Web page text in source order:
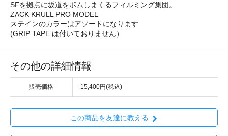
SFを拠点に坂道をボムしまくるフィルミング集団。
ZACK KRULL PRO MODEL
ステインのカラーはアソートになります
(GRIP TAPE は付いておりません）
その他の詳細情報
販売価格 15,400円(税込)
この商品を友達に教える